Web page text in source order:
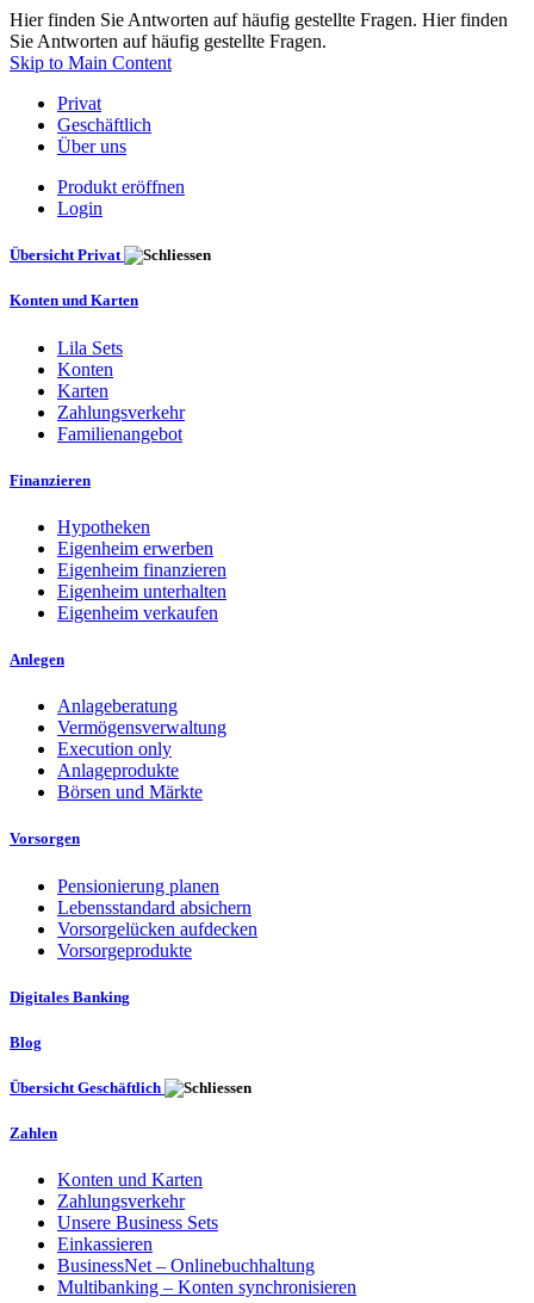
Hier finden Sie Antworten auf häufig gestellte Fragen. Hier finden
Sie Antworten auf häufig gestellte Fragen.
Skip to Main Content
Privat
Geschäftlich
Über uns
Produkt eröffnen
Login
Übersicht Privat
Konten und Karten
Lila Sets
Konten
Karten
Zahlungsverkehr
Familienangebot
Finanzieren
Hypotheken
Eigenheim erwerben
Eigenheim finanzieren
Eigenheim unterhalten
Eigenheim verkaufen
Anlegen
Anlageberatung
Vermögensverwaltung
Execution only
Anlageprodukte
Börsen und Märkte
Vorsorgen
Pensionierung planen
Lebensstandard absichern
Vorsorgelücken aufdecken
Vorsorgeprodukte
Digitales Banking
Blog
Übersicht Geschäftlich
Zahlen
Konten und Karten
Zahlungsverkehr
Unsere Business Sets
Einkassieren
BusinessNet – Onlinebuchhaltung
Multibanking – Konten synchronisieren